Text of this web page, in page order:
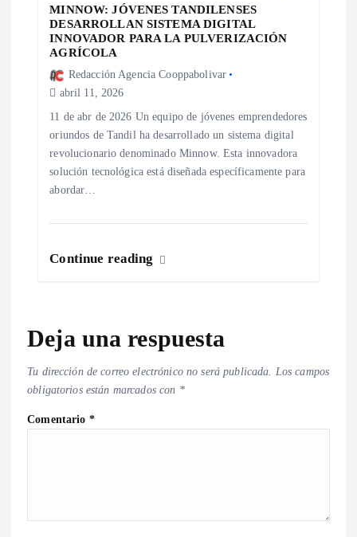
MINNOW: JÓVENES TANDILENSES
DESARROLLAN SISTEMA DIGITAL
INNOVADOR PARA LA PULVERIZACIÓN
AGRÍCOLA
Redacción Agencia Cooppabolivar
abril 11, 2026
11 de abr de 2026 Un equipo de jóvenes emprendedores
oriundos de Tandil ha desarrollado un sistema digital
revolucionario denominado Minnow. Esta innovadora
solución tecnológica está diseñada específicamente para
abordar…
Continue reading
Deja una respuesta
Tu dirección de correo electrónico no será publicada.
Los campos
obligatorios están marcados con *
Comentario *